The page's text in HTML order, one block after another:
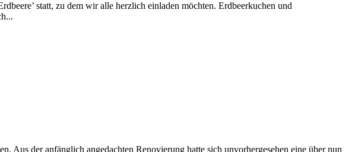
statt, zu dem wir alle herzlich einladen möchten. Erdbeerkuchen und
der anfänglich angedachten Renovierung hatte sich unvorhergesehen eine über nun